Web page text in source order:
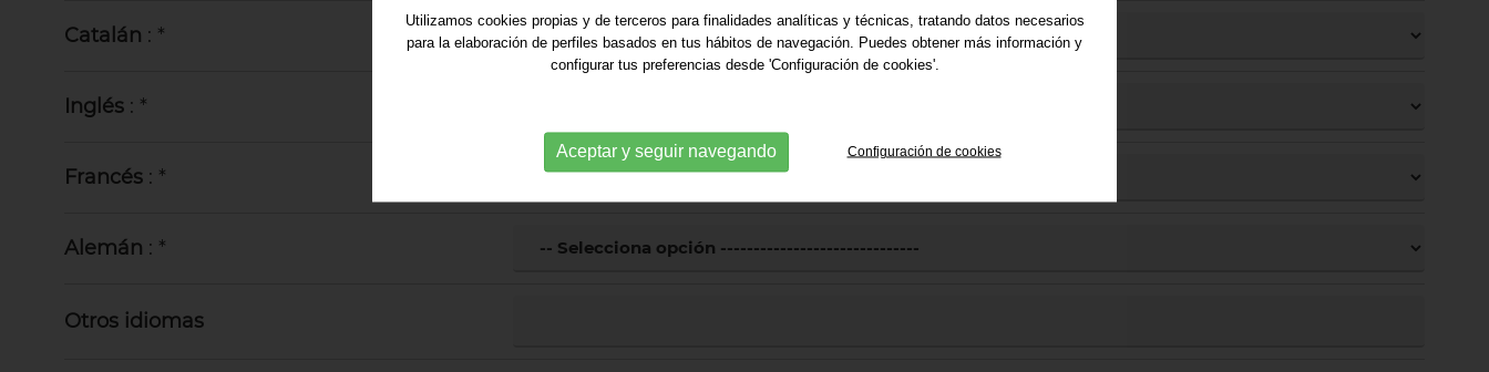
Catalán : *
Inglés: *
Francés: *
Alemán : *
Otros idiomas
Utilizamos cookies propias y de terceros para finalidades analíticas y técnicas, tratando datos necesarios
para la elaboración de perfiles basados en tus hábitos de navegación. Puedes obtener más información y
configurar tus preferencias desde 'Configuración de cookies'.
Aceptar y seguir navegando Configuración de cookies